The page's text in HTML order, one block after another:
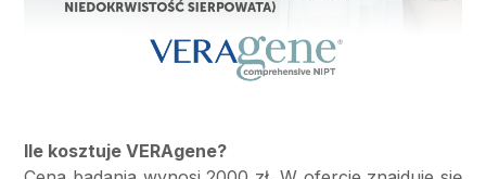
Ile kosztuje VERAgene?